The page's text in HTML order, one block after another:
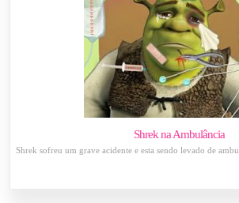
Shrek na Ambulância
Shrek sofreu um grave acidente e esta sendo levado de